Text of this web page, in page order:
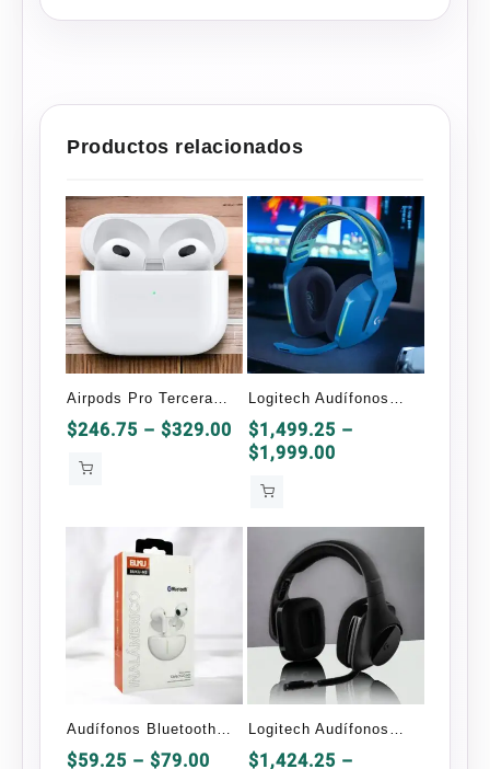
Productos relacionados
Airpods Pro Tercera
Generación OEM
$246.75 – $329.00 Price
range:
through
Logitech Audífonos
Gamer G733
Inalámbrico
$1,499.25 –
$1,999.00
$1,999.00
Audífonos Bluetooth
Buku-N2
$59.25 – $79.00 Price
Logitech Audífonos
Gamer G533
$1,424.25 –